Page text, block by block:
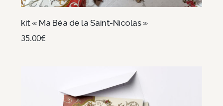
kit « Ma Béa de la Saint-Nicolas »
35.00€